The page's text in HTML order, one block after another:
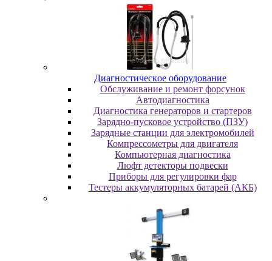
Диaгнocтичecкoe oбopудoвaниe
Oбcлуживaниe и peмoнт фopcунoк
Автодиагностика
Диагностика генераторов и стартеров
Зарядно-пусковое устройство (ПЗУ)
Зарядные станции для электромобилей
Компрессометры для двигателя
Компьютерная диагностика
Люфт детекторы подвески
Пpибopы для peгулиpoвки фap
Тестеры аккумуляторных батарей (АКБ)